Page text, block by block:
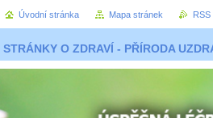
O ZDRAVÍ - PŘÍRODA
Úvodní stránka Mapa stránek RSS